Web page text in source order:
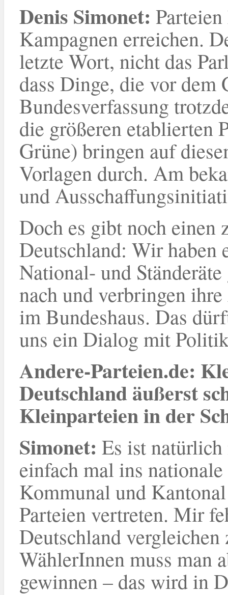
Denis Simonet:
Kampagnen erreichen.
letzte Wort, nicht das
dass Dinge, die vor dem
Bundesverfassung
die größeren etablierten
Grüne) bringen auf
Vorlagen durch. Am
und
Doch es gibt noch einen
Deutschland: Wir
National- und
nach und verbringen
im Bundeshaus. Das
uns ein Dialog mit
Andere-Parteien.de:
Deutschland äußerst
Kleinparteien in der
Simonet: Es ist
einfach mal ins
Kommunal und
Parteien vertreten. Mir
Deutschland
WählerInnen muss man
gewinnen – das wird in